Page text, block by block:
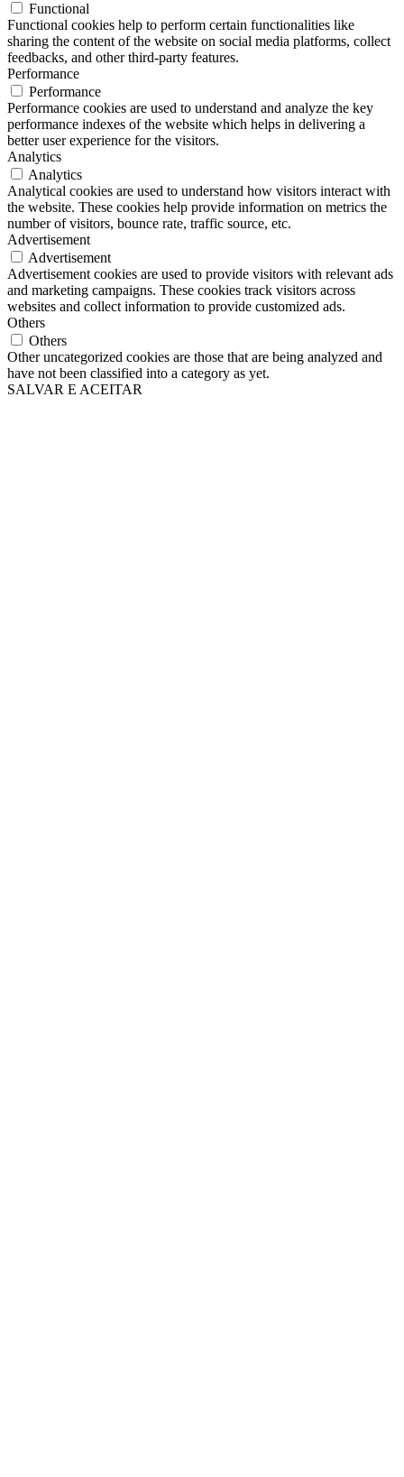
Functional
Functional cookies help to perform certain functionalities like
sharing the content of the website on social media platforms, collect
feedbacks, and other third-party features.
Performance
Performance
Performance cookies are used to understand and analyze the key
performance indexes of the website which helps in delivering a
better user experience for the visitors.
Analytics
Analytics
Analytical cookies are used to understand how visitors interact with
the website. These cookies help provide information on metrics the
number of visitors, bounce rate, traffic source, etc.
Advertisement
Advertisement
Advertisement cookies are used to provide visitors with relevant ads
and marketing campaigns. These cookies track visitors across
websites and collect information to provide customized ads.
Others
Others
Other uncategorized cookies are those that are being analyzed and
have not been classified into a category as yet.
SALVAR E ACEITAR